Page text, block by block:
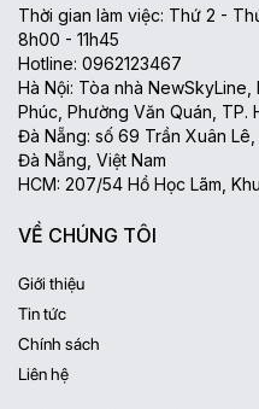
Thời gian làm việc: Thứ 2 -
8h00 - 11h45
Hotline: 0962123467
Hà Nội: Tòa nhà NewSkyLine,
Phúc, Phường Văn Quán, TP.
Đà Nẵng: số 69 Trần Xuân
Đà Nẵng, Việt Nam
HCM: 207/54 Hồ Học Lãm,
VỀ CHÚNG TÔI
Giới thiệu
Tin tức
Chính sách
Liên hệ